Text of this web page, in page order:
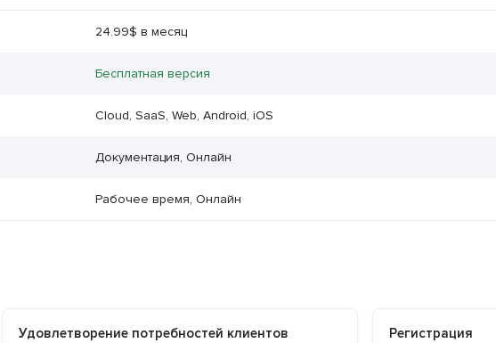
24.99$ в месяц
Бесплатная версия
Cloud, SaaS, Web, Android, iOS
Документация, Онлайн
Рабочее время, Онлайн
Удовлетворение потребностей клиентов Регистрация